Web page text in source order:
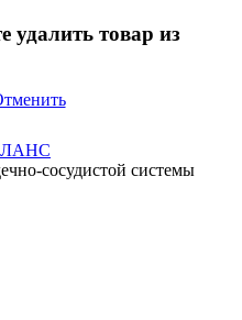
удалить товар из
сосудистой системы